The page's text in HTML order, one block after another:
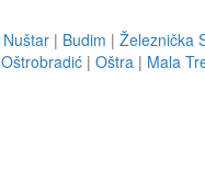
Nuštar | Budim | Železnička
Oštrobradić | Oštra | Mala